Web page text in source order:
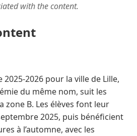
with the content.
2026 pour la ville de Lille,
du même nom, suit les
zone B. Les élèves font leur
2025, puis bénéficient
à l’automne, avec les